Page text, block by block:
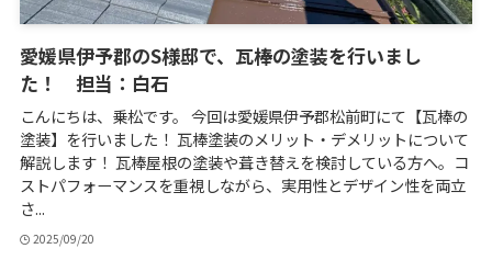
愛媛県伊予郡のS様邸で、瓦棒の塗装を行いまし
た！ 担当：白石
こんにちは、乗松です。 今回は愛媛県伊予郡松前町にて【瓦棒の
塗装】を行いました！ 瓦棒塗装のメリット・デメリットについて
解説します！ 瓦棒屋根の塗装や葺き替えを検討している方へ。コ
ストパフォーマンスを重視しながら、実用性とデザイン性を両立
さ...
2025/09/20